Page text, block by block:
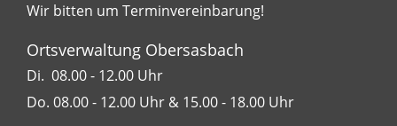
Wir bitten um Terminvereinbarung!
Ortsverwaltung Obersasbach
Di. 08.00 - 12.00 Uhr
Do. 08.00 - 12.00 Uhr & 15.00 - 18.00 Uhr